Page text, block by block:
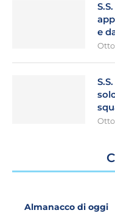
e
Almanacco di oggi